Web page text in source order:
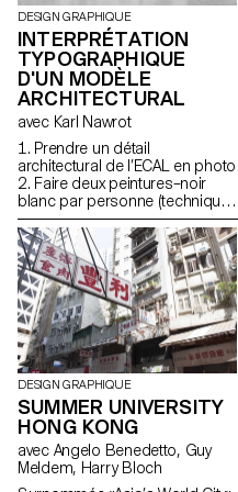
DESIGN GRAPHIQUE
INTERPRÉTATION
TYPOGRAPHIQUE
D'UN MODÈLE
ARCHITECTURAL
avec Karl Nawrot
1. Prendre un détail
architectural de l’ECAL en photo
2. Faire deux peintures–noir
blanc par personne (technique
libre) 3. Faire une peinture de la
synthèse de deux projets 4.
Faire une sculpture à partir de
cette peinture en cartons gris 5.
Prendre en photo cette
sculpture 6. Peindre deux lettres
à partir de la photo de la
sculpture
DESIGN GRAPHIQUE
SUMMER UNIVERSITY
HONG KONG
avec Angelo Benedetto, Guy
Meldem, Harry Bloch